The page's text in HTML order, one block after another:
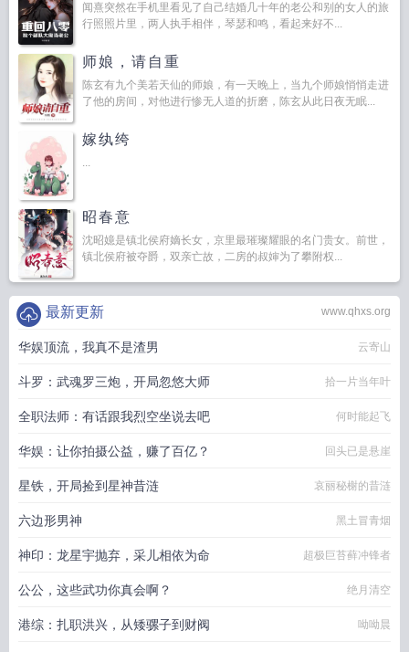
闻熹突然在手机里看见了自己结婚几十年的老公和别的女人的旅
行照照片里，两人执手相伴，琴瑟和鸣，看起来好不...
师娘，请自重
陈玄有九个美若天仙的师娘，有一天晚上，当九个师娘悄悄走进
了他的房间，对他进行惨无人道的折磨，陈玄从此日夜无眠...
嫁纨绔
...
昭春意
沈昭嬑是镇北侯府嫡长女，京里最璀璨耀眼的名门贵女。前世，
镇北侯府被夺爵，双亲亡故，二房的叔婶为了攀附权...
www.qhxs.org
最新更新
华娱顶流，我真不是渣男 云寄山
斗罗：武魂罗三炮，开局忽悠大师 拾一片当年叶
全职法师：有话跟我烈空坐说去吧 何时能起飞
华娱：让你拍摄公益，赚了百亿？ 回头已是悬崖
星铁，开局捡到星神昔涟 哀丽秘榭的昔涟
六边形男神 黑土冒青烟
神印：龙星宇抛弃，采儿相依为命 超极巨苔藓冲锋者
公公，这些武功你真会啊？ 绝月清空
港综：扎职洪兴，从矮骡子到财阀 呦呦晨